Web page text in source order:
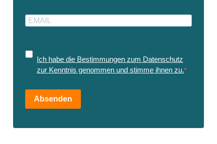
Ich habe die Bestimmungen zum Datenschutz
zur Kenntnis genommen und stimme ihnen zu.
Absenden